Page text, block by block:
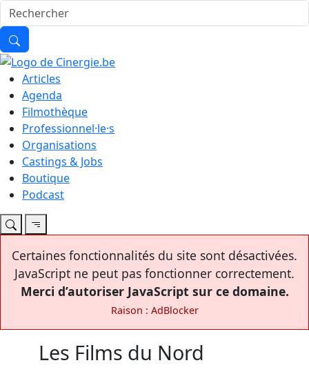
Articles
Agenda
Filmothèque
Professionnel·le·s
Organisations
Castings & Jobs
Boutique
Podcast
Certaines fonctionnalités du site sont désactivées.
JavaScript ne peut pas fonctionner correctement.
Merci d’autoriser JavaScript sur ce domaine.
Raison : AdBlocker
Les Films du Nord